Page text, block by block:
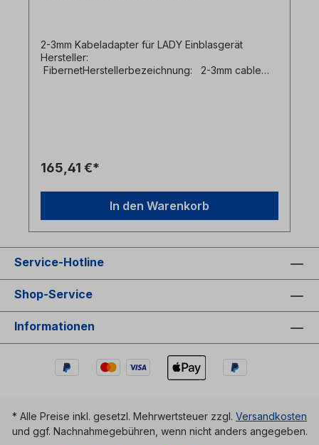
2-3mm Kabeladapter für LADY Einblasgerät
Hersteller:
FibernetHerstellerbezeichnung: 2-3mm cable
165,41 €*
In den Warenkorb
Service-Hotline
Shop-Service
Informationen
* Alle Preise inkl. gesetzl. Mehrwertsteuer zzgl. Versandkosten
und ggf. Nachnahmegebühren, wenn nicht anders angegeben.